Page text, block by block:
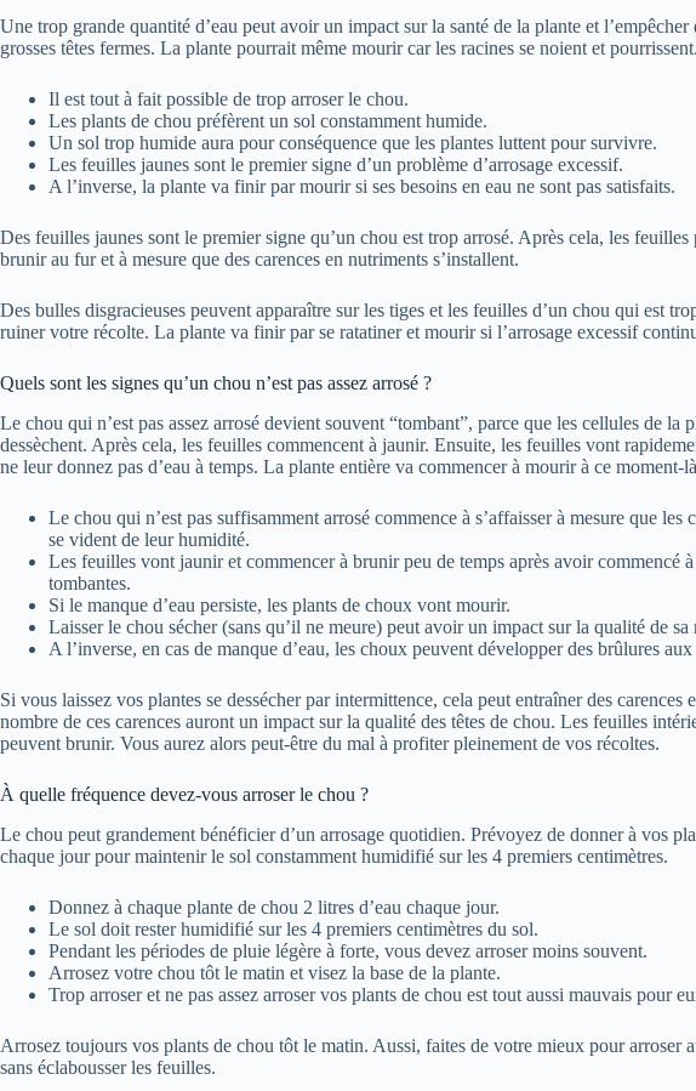
Une trop grande quantité d’eau peut avoir un impact sur la santé de la plante et l’empêcher
grosses têtes fermes. La plante pourrait même mourir car les racines se noient et pourrissent.
Il est tout à fait possible de trop arroser le chou.
Les plants de chou préfèrent un sol constamment humide.
Un sol trop humide aura pour conséquence que les plantes luttent pour survivre.
Les feuilles jaunes sont le premier signe d’un problème d’arrosage excessif.
A l’inverse, la plante va finir par mourir si ses besoins en eau ne sont pas satisfaits.
Des feuilles jaunes sont le premier signe qu’un chou est trop arrosé. Après cela, les feuilles
brunir au fur et à mesure que des carences en nutriments s’installent.
Des bulles disgracieuses peuvent apparaître sur les tiges et les feuilles d’un chou qui est
ruiner votre récolte. La plante va finir par se ratatiner et mourir si l’arrosage excessif
Quels sont les signes qu’un chou n’est pas assez arrosé ?
Le chou qui n’est pas assez arrosé devient souvent “tombant”, parce que les cellules de la
dessèchent. Après cela, les feuilles commencent à jaunir. Ensuite, les feuilles vont
ne leur donnez pas d’eau à temps. La plante entière va commencer à mourir à ce moment-
Le chou qui n’est pas suffisamment arrosé commence à s’affaisser à mesure que les
se vident de leur humidité.
Les feuilles vont jaunir et commencer à brunir peu de temps après avoir commencé
tombantes.
Si le manque d’eau persiste, les plants de choux vont mourir.
Laisser le chou sécher (sans qu’il ne meure) peut avoir un impact sur la qualité de sa
A l’inverse, en cas de manque d’eau, les choux peuvent développer des brûlures
Si vous laissez vos plantes se dessécher par intermittence, cela peut entraîner des carences
nombre de ces carences auront un impact sur la qualité des têtes de chou. Les feuilles
peuvent brunir. Vous aurez alors peut-être du mal à profiter pleinement de vos récoltes.
À quelle fréquence devez-vous arroser le chou ?
Le chou peut grandement bénéficier d’un arrosage quotidien. Prévoyez de donner à vos
chaque jour pour maintenir le sol constamment humidifié sur les 4 premiers centimètres.
Donnez à chaque plante de chou 2 litres d’eau chaque jour.
Le sol doit rester humidifié sur les 4 premiers centimètres du sol.
Pendant les périodes de pluie légère à forte, vous devez arroser moins souvent.
Arrosez votre chou tôt le matin et visez la base de la plante.
Trop arroser et ne pas assez arroser vos plants de chou est tout aussi mauvais pour
Arrosez toujours vos plants de chou tôt le matin. Aussi, faites de votre mieux pour arroser
sans éclabousser les feuilles.